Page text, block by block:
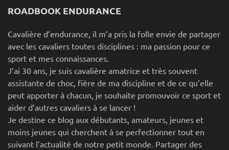
ROADBOOK ENDURANCE
Cavalière d’endurance, il m’a pris la folle envie de partager
avec les cavaliers toutes disciplines : ma passion pour ce
sport et mes connaissances.
J’ai 30 ans, je suis cavalière amatrice et très souvent
assistante de choc, fière de ma discipline et de ce qu’elle
peut apporter à chacun, je souhaite promouvoir ce sport et
aider d’autres cavaliers à se lancer !
Je destine ce blog aux débutants, amateurs, jeunes et
moins jeunes qui cherchent à se perfectionner tout en
suivant l’actualité de notre petit monde. Partager des